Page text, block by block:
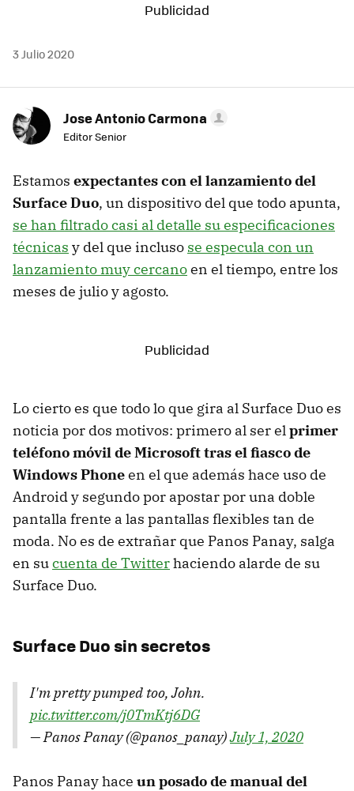
MAIL
3 Julio 2020
Jose Antonio Carmona
Editor Senior
Estamos expectantes con el lanzamiento del
Surface Duo, un dispositivo del que todo apunta,
se han filtrado casi al detalle su especificaciones
técnicas y del que incluso se especula con un
lanzamiento muy cercanoen el tiempo, entre los
meses de julio y agosto.
Lo cierto es que todo lo que gira al Surface Duo es
noticia por dos motivos: primero al ser el primer
teléfono móvil de Microsoft tras el fiasco de
Windows Phoneen el que además hace uso de
Android y segundo por apostar por una doble
pantalla frente a las pantallas flexibles tan de
moda. No es de extrañar que Panos Panay, salga
en sucuenta de Twitterhaciendo alarde de su
Surface Duo.
Surface Duo sin secretos
I'm pretty pumped too, John.
pic.twitter.com/j0TmKtj6DG
— Panos Panay (@panos_panay)July 1, 2020
Panos Panay hace un posado de manual del